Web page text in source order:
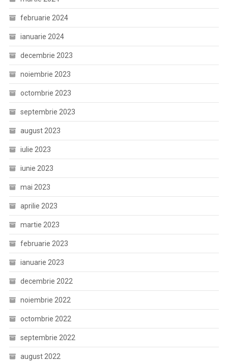
februarie 2024
ianuarie 2024
decembrie 2023
noiembrie 2023
octombrie 2023
septembrie 2023
august 2023
iulie 2023
iunie 2023
mai 2023
aprilie 2023
martie 2023
februarie 2023
ianuarie 2023
decembrie 2022
noiembrie 2022
octombrie 2022
septembrie 2022
august 2022